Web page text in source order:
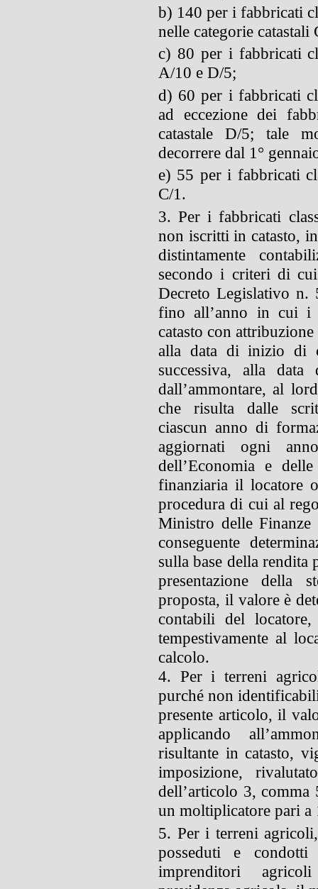
b) 140 per i fabbricati
nelle categorie catastali
c) 80 per i fabbricati
A/10 e D/5;
d) 60 per i fabbricati
ad eccezione dei
catastale D/5; tale
decorrere dal 1°
e) 55 per i fabbricati
C/1.
3. Per i fabbricati
non iscritti in catasto,
distintamente
secondo i criteri di
Decreto Legislativo n.
fino all’anno in cui i
catasto con
alla data di inizio di
successiva, alla
dall’ammontare, al
che risulta dalle
ciascun anno di
aggiornati ogni
dell’Economia e
finanziaria il locatore
procedura di cui al
Ministro delle
conseguente
sulla base della rendita
presentazione della
proposta, il valore è
contabili del
tempestivamente al
calcolo.
4. Per i terreni
purché non
presente articolo, il
applicando
risultante in catasto,
imposizione,
dell’articolo 3,
un moltiplicatore pari a
5. Per i terreni
posseduti e
imprenditori